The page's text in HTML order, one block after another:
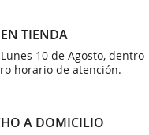
TIENDA
10 de Agosto, dentro
horario de atención.
A DOMICILIO